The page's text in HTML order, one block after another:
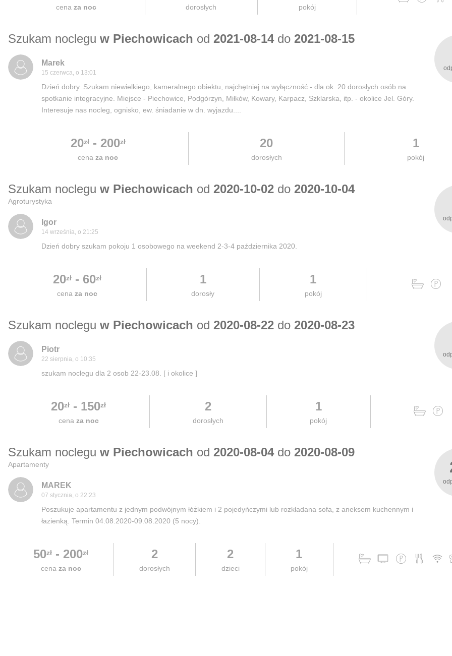
cenaza noc dorosłych pokój
Szukam noclegu w Piechowicach od 2021-08-14do 2021-08-15
Marek
15 czerwca, o 13:01
Dzień dobry. Szukam niewielkiego, kameralnego obiektu, najchętniej na wyłączność - dla ok. 20 dorosłych osób na
spotkanie integracyjne. Miejsce - Piechowice, Podgórzyn, Miłków, Kowary, Karpacz, Szklarska, itp. - okolice Jel. Góry.
Interesuje nas nocleg, ognisko, ew. śniadanie w dn. wyjazdu....
20zł- 200zł
cenaza noc
20
dorosłych
1
pokój
Szukam noclegu w Piechowicach od 2020-10-02 do 2020-10-04
Agroturystyka
Igor
14 września, o 21:25
Dzień dobry szukam pokoju 1 osobowego na weekend 2-3-4 października 2020.
20zł- 60zł
cena za noc
1
dorosły
1
pokój
Szukam noclegu w Piechowicach od 2020-08-22 do 2020-08-23
Piotr
22 sierpnia, o 10:35
szukam noclegu dla 2 osob 22-23.08. [ i okolice ]
20zł - 150zł
cena za noc
2
dorosłych
1
pokój
Szukam noclegu w Piechowicach od 2020-08-04do 2020-08-09
Apartamenty
MAREK
07 stycznia, o 22:23
Poszukuje apartamentu z jednym podwójnym łóżkiem i 2 pojedyńczymi lub rozkładana sofa, z aneksem kuchennym i
łazienką. Termin 04.08.2020-09.08.2020 (5 nocy).
50zł - 200zł
cena za noc
2
dorosłych
2
dzieci
1
pokój